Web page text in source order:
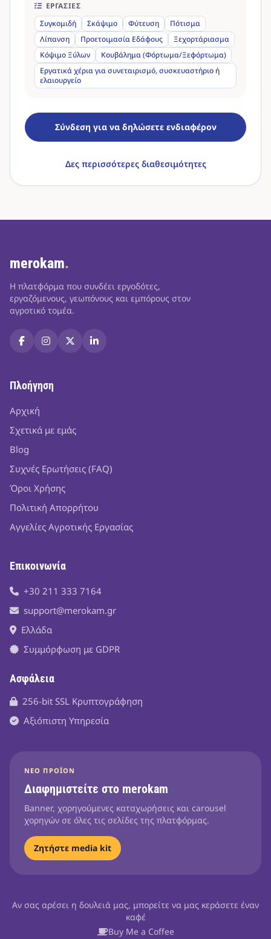
ΕΡΓΑΣΊΕΣ
Συγκομιδή
Σκάψιμο Φύτευση
Πότισμα
Λίπανση
Προετοιμασία Εδάφους
Ξεχορτάριασμα
Κόψιμο Ξύλων
Κουβάλημα (Φόρτωμα/Ξεφόρτωμα)
Εργατικά χέρια για συνεταιρισμό, συσκευαστήριο ή
ελαιουργείο
Σύνδεση για να δηλώσετε ενδιαφέρον
Δες περισσότερες διαθεσιμότητες
merokam.
Η πλατφόρμα που συνδέει εργοδότες,
εργαζόμενους, γεωπόνους και εμπόρους στον
αγροτικό τομέα.
Πλοήγηση
Αρχική
Σχετικά με εμάς
Blog
Συχνές Ερωτήσεις (FAQ)
Όροι Χρήσης
Πολιτική Απορρήτου
Αγγελίες Αγροτικής Εργασίας
Επικοινωνία
+30 211 333 7164
support@merokam.gr
Ελλάδα
Συμμόρφωση με GDPR
Ασφάλεια
256-bit SSL Κρυπτογράφηση
Αξιόπιστη Υπηρεσία
ΝΈΟ ΠΡΟΪΌΝ
Διαφημιστείτε στο merokam
Banner, χορηγούμενες καταχωρήσεις και carousel
χορηγών σε όλες τις σελίδες της πλατφόρμας.
Ζητήστε media kit
Αν σας αρέσει η δουλειά μας, μπορείτε να μας κεράσετε έναν
καφέ
Buy Me a Coffee